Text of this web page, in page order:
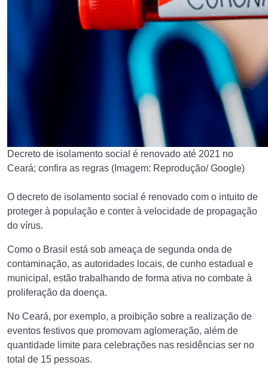
Decreto de isolamento social é renovado até 2021 no
Ceará; confira as regras (Imagem: Reprodução/ Google)
O decreto de isolamento social é renovado com o intuito de
proteger à população e conter à velocidade de propagação
do vírus.
Como o Brasil está sob ameaça de segunda onda de
contaminação, as autoridades locais, de cunho estadual e
municipal, estão trabalhando de forma ativa no combate à
proliferação da doença.
No Ceará, por exemplo, a proibição sobre a realização de
eventos festivos que promovam aglomeração, além de
quantidade limite para celebrações nas residências ser no
total de 15 pessoas.